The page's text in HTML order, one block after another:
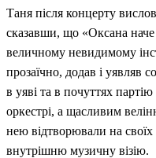
Таня після концерту
сказавши, що «Оксана
величному невидимому
прозаїчно, додав і уявляв
в уяві та в почуттях партію
оркестрі, а щасливим
нею відтворювали на своїх
внутрішню музичну візію.